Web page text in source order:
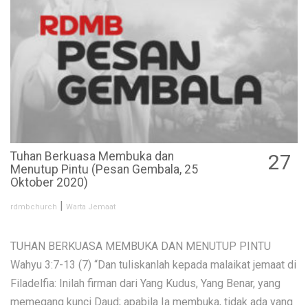
Tuhan Berkuasa Membuka dan
Menutup Pintu (Pesan Gembala, 25
Oktober 2020)
rdmbchurch | Warta Jemaat
27
TUHAN BERKUASA MEMBUKA DAN MENUTUP PINTU
Wahyu 3:7-13 (7) “Dan tuliskanlah kepada malaikat jemaat di
Filadelfia: Inilah firman dari Yang Kudus, Yang Benar, yang
memegang kunci Daud; apabila Ia membuka, tidak ada yang